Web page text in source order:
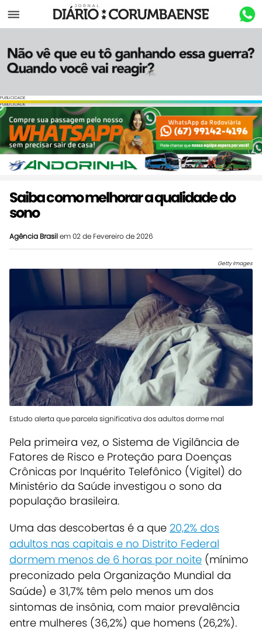
Menu
PUBLICIDADE
PUBLICIDADE
Saiba como melhorar a qualidade do
sono
Agência Brasilem 02 de Fevereiro de 2026
Getty Images
Estudo alerta que parcela significativa dos adultos dorme mal
Pela primeira vez, o Sistema de Vigilância de
Fatores de Risco e Proteção para Doenças
Crônicas por Inquérito Telefônico (Vigitel) do
Ministério da Saúde investigou o sono da
população brasileira.
Uma das descobertas é a que 20,2% dos
adultos nas capitais e no Distrito Federal
dormem menos de 6 horas por noite (mínimo
preconizado pela Organização Mundial da
Saúde) e 31,7% têm pelo menos um dos
sintomas de insônia, com maior prevalência
entre mulheres (36,2%) que homens (26,2%).